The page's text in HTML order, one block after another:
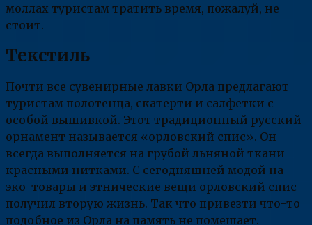
моллах туристам тратить время, пожалуй, не
стоит.
Текстиль
Почти все сувенирные лавки Орла предлагают
туристам полотенца, скатерти и салфетки с
особой вышивкой. Этот традиционный русский
орнамент называется «орловский спис». Он
всегда выполняется на грубой льняной ткани
красными нитками. С сегодняшней модой на
эко-товары и этнические вещи орловский спис
получил вторую жизнь. Так что привезти что-то
подобное из Орла на память не помешает.